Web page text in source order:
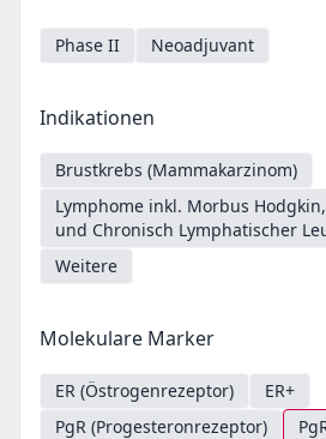
Phase II Neoadjuvant
Indikationen
Brustkrebs (Mammakarzinom)
Lymphome inkl. Morbus
und Chronisch Lymphatischer
Weitere
Molekulare Marker
ER (Östrogenrezeptor)
ER+
PgR (Progesteronrezeptor)